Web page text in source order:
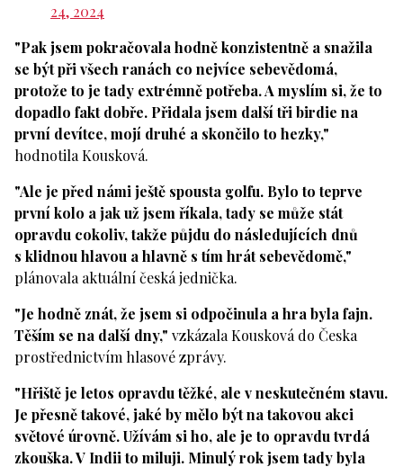
24, 2024
"Pak jsem pokračovala hodně konzistentně a snažila
se být při všech ranách co nejvíce sebevědomá,
protože to je tady extrémně potřeba. A myslím si, že to
dopadlo fakt dobře. Přidala jsem další tři birdie na
první devítce, mojí druhé a skončilo to hezky,"
hodnotila Kousková.
"Ale je před námi ještě spousta golfu. Bylo to teprve
první kolo a jak už jsem říkala, tady se může stát
opravdu cokoliv, takže půjdu do následujících dnů
s klidnou hlavou a hlavně s tím hrát sebevědomě,"
plánovala aktuální česká jednička.
"Je hodně znát, že jsem si odpočinula a hra byla fajn.
Těším se na další dny," vzkázala Kousková do Česka
prostřednictvím hlasové zprávy.
"Hřiště je letos opravdu těžké, ale v neskutečném stavu.
Je přesně takové, jaké by mělo být na takovou akci
světové úrovně. Užívám si ho, ale je to opravdu tvrdá
zkouška. V Indii to miluji. Minulý rok jsem tady byla